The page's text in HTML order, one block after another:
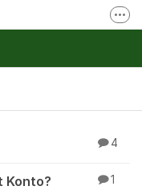
webbplats
4
Konto? 1